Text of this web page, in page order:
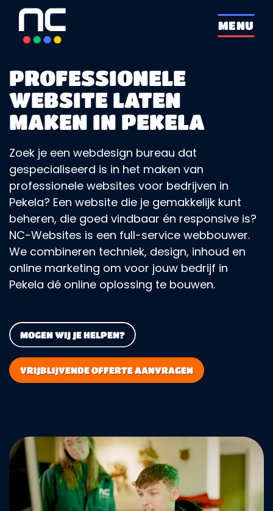
overslaan
MENU
PROFESSIONELE
WEBSITE LATEN
MAKEN IN PEKELA
Zoek je een webdesign bureau dat
gespecialiseerd is in het maken van
professionele websites voor bedrijven in
Pekela? Een website die je gemakkelijk kunt
beheren, die goed vindbaar én responsive is?
NC-Websites is een full-service webbouwer.
We combineren techniek, design, inhoud en
online marketing om voor jouw bedrijf in
Pekela dé online oplossing te bouwen.
MOGEN WIJ JE HELPEN?
VRIJBLIJVENDE OFFERTE AANVRAGEN